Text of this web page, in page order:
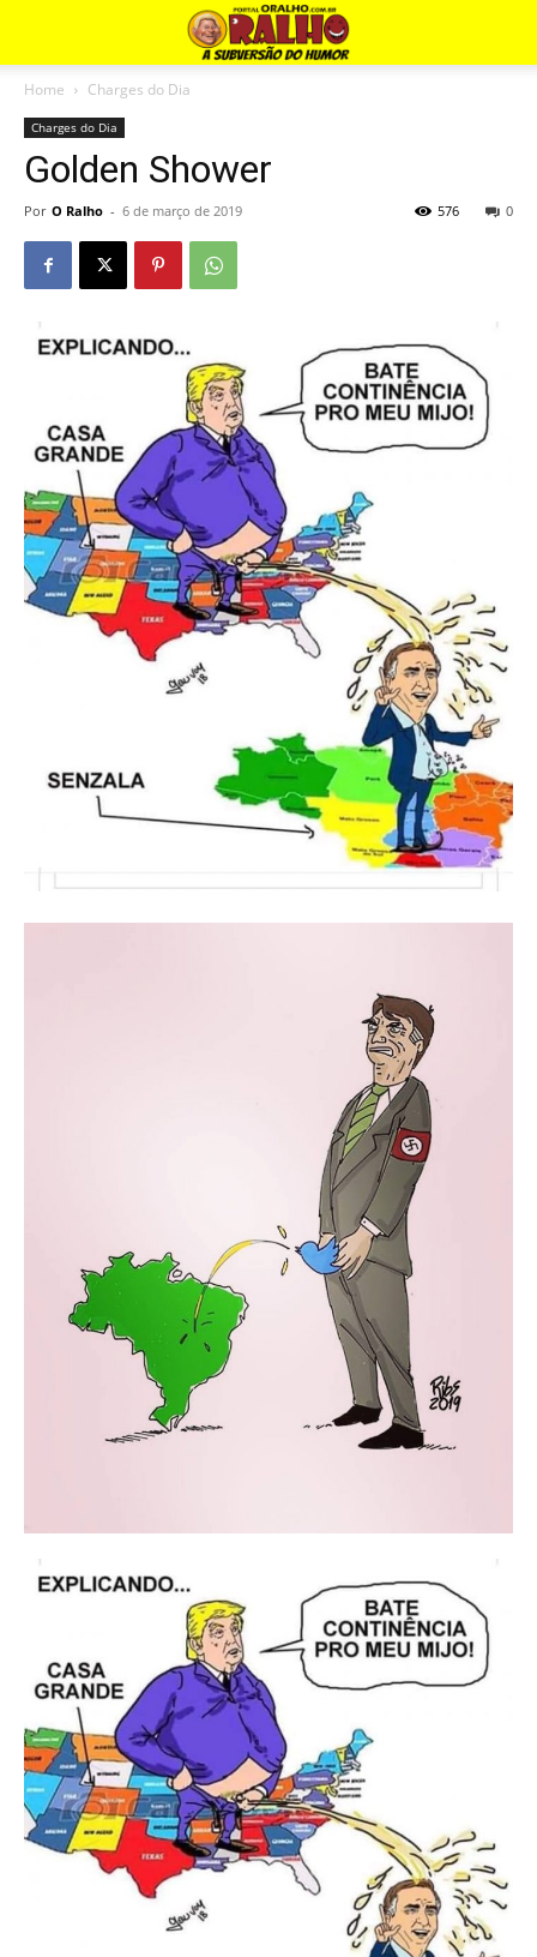
Home Charges do Dia
Charges do Dia
Golden Shower
Por O Ralho - 6 de março de 2019 0
576